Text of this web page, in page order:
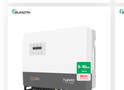
protection de la batterie,
CA et la charge/décharge
350A pour le stockage PV
résidentiel haute densité.